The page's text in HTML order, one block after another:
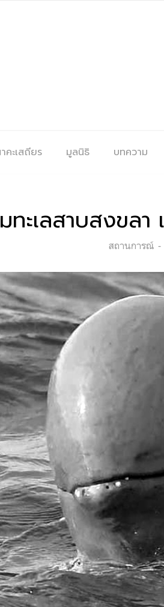
คะเสถียร มูลนิธิ บทความ
ทะเลสาบสงขล
Categories:
สถานการณ์